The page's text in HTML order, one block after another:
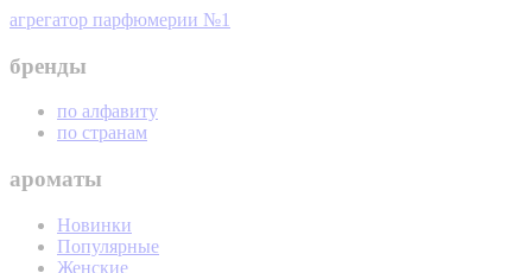
агрегатор парфюмерии №1
бренды
по алфавиту
по странам
ароматы
Новинки
Популярные
Женские